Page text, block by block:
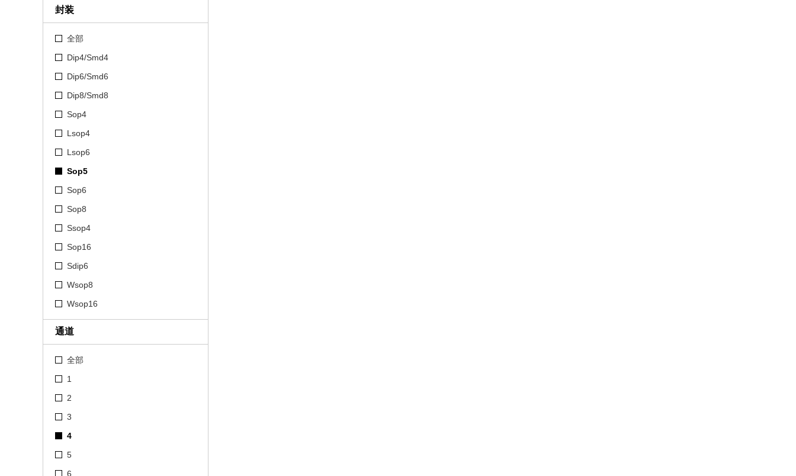
封装
全部
Dip4/Smd4
Dip6/Smd6
Dip8/Smd8
Sop4
Lsop4
Lsop6
Sop5
Sop6
Sop8
Ssop4
Sop16
Sdip6
Wsop8
Wsop16
通道
全部
1
2
3
4
5
6